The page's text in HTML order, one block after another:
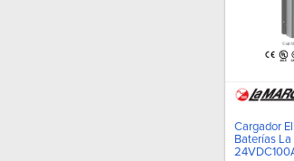
Cargador
Baterías